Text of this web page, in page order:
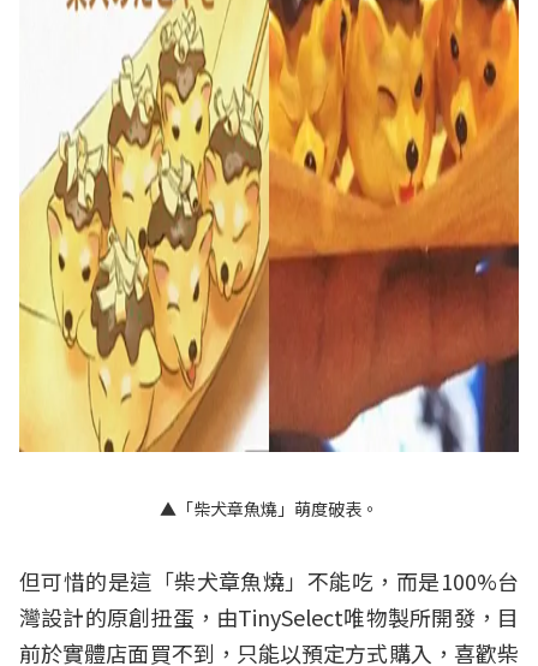
▲「柴犬章魚燒」萌度破表。
但可惜的是這「柴犬章魚燒」不能吃，而是100%台
灣設計的原創扭蛋，由TinySelect唯物製所開發，目
前於實體店面買不到，只能以預定方式購入，喜歡柴